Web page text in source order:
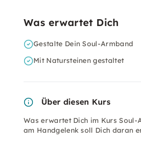
Was erwartet Dich
Gestalte Dein Soul-Armband
Mit Natursteinen gestaltet
Über diesen Kurs
Was erwartet Dich im Kurs
am Handgelenk soll Dich daran